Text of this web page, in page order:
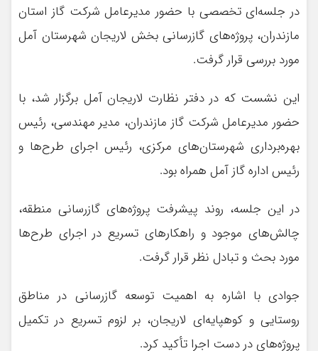
در جلسه‌ای تخصصی با حضور مدیرعامل شرکت گاز استان
مازندران، پروژه‌های گازرسانی بخش لاریجان شهرستان آمل
مورد بررسی قرار گرفت.
این نشست که در دفتر نظارت لاریجان آمل برگزار شد، با
حضور مدیرعامل شرکت گاز مازندران، مدیر مهندسی، رئیس
بهره‌برداری شهرستان‌های مرکزی، رئیس اجرای طرح‌ها و
رئیس اداره گاز آمل همراه بود.
در این جلسه، روند پیشرفت پروژه‌های گازرسانی منطقه،
چالش‌های موجود و راهکارهای تسریع در اجرای طرح‌ها
مورد بحث و تبادل نظر قرار گرفت.
جوادی با اشاره به اهمیت توسعه گازرسانی در مناطق
روستایی و کوهپایه‌ای لاریجان، بر لزوم تسریع در تکمیل
پروژه‌های در دست اجرا تأکید کرد.